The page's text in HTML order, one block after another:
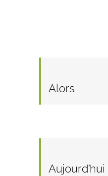
Alors
Aujourd’hui